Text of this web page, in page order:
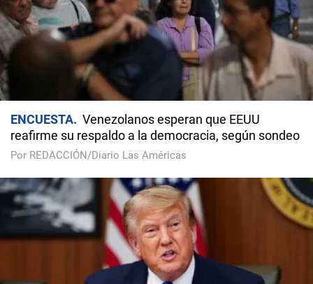
ENCUESTA
Venezolanos esperan que EEUU
reafirme su respaldo a la democracia, según sondeo
Por REDACCIÓN/Diario Las Américas